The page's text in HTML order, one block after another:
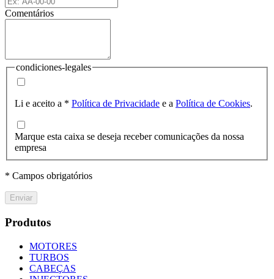
Comentários
condiciones-legales
Li e aceito a * Política de Privacidade e a Política de Cookies.
Marque esta caixa se deseja receber comunicações da nossa
empresa
* Campos obrigatórios
Enviar
Produtos
MOTORES
TURBOS
CABEÇAS